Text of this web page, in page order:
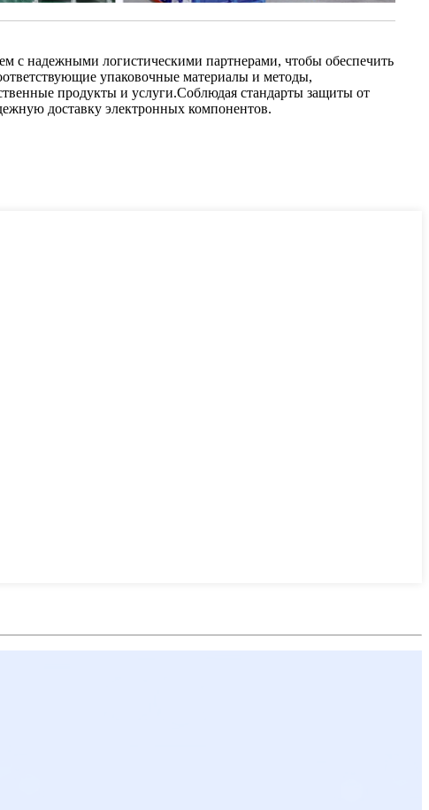
с надежными логистическими партнерами, чтобы обеспечить
упаковочные материалы и методы,
продукты и услуги.Соблюдая стандарты защиты от
доставку электронных компонентов.